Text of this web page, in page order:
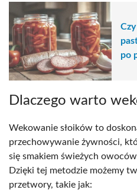
po
Dlaczego warto
Wekowanie słoików to
przechowywanie żywności,
się smakiem świeżych
Dzięki tej metodzie możemy
przetwory, takie jak: